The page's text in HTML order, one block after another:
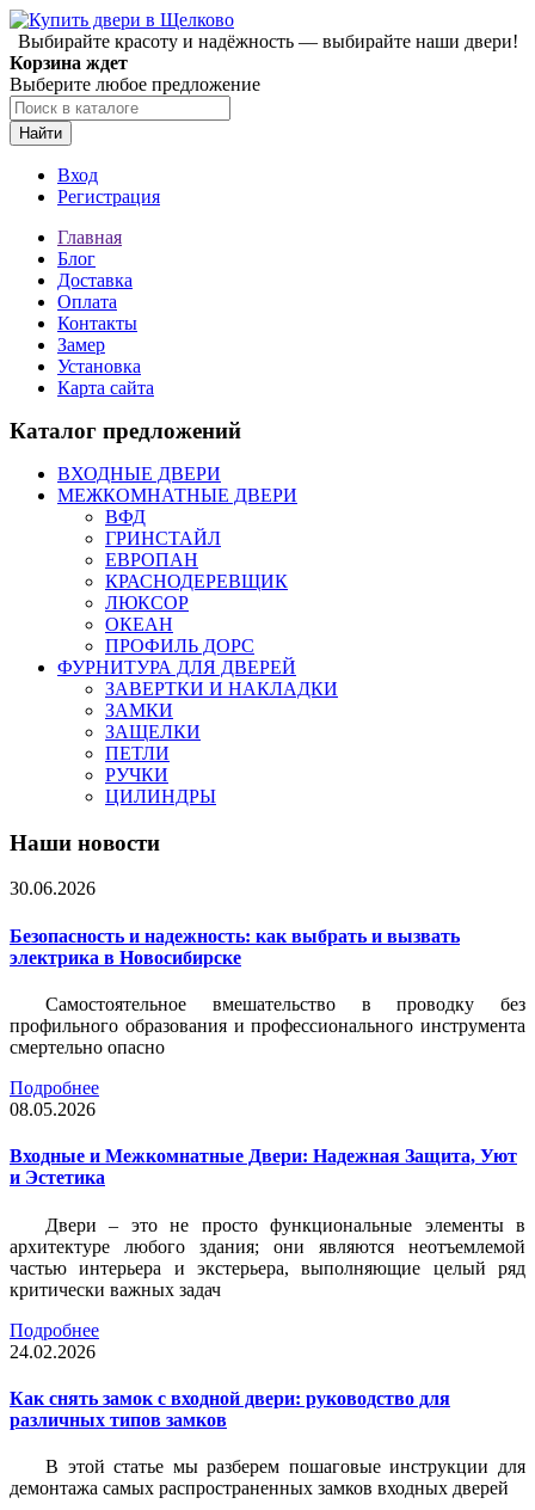
Выбирайте красоту и надёжность — выбирайте наши двери!
Корзина ждет
Выберите любое предложение
Найти
Вход
Регистрация
Главная
Блог
Доставка
Оплата
Контакты
Замер
Установка
Карта сайта
Каталог предложений
ВХОДНЫЕ ДВЕРИ
МЕЖКОМНАТНЫЕ ДВЕРИ
ВФД
ГРИНСТАЙЛ
ЕВРОПАН
КРАСНОДЕРЕВЩИК
ЛЮКСОР
ОКЕАН
ПРОФИЛЬ ДОРС
ФУРНИТУРА ДЛЯ ДВЕРЕЙ
ЗАВЕРТКИ И НАКЛАДКИ
ЗАМКИ
ЗАЩЕЛКИ
ПЕТЛИ
РУЧКИ
ЦИЛИНДРЫ
Наши новости
30.06.2026
Безопасность и надежность: как выбрать и вызвать
электрика в Новосибирске
Самостоятельное вмешательство в проводку без
профильного образования и профессионального инструмента
смертельно опасно
Подробнее
08.05.2026
Входные и Межкомнатные Двери: Надежная Защита, Уют
и Эстетика
Двери – это не просто функциональные элементы в
архитектуре любого здания; они являются неотъемлемой
частью интерьера и экстерьера, выполняющие целый ряд
критически важных задач
Подробнее
24.02.2026
Как снять замок с входной двери: руководство для
различных типов замков
В этой статье мы разберем пошаговые инструкции для
демонтажа самых распространенных замков входных дверей